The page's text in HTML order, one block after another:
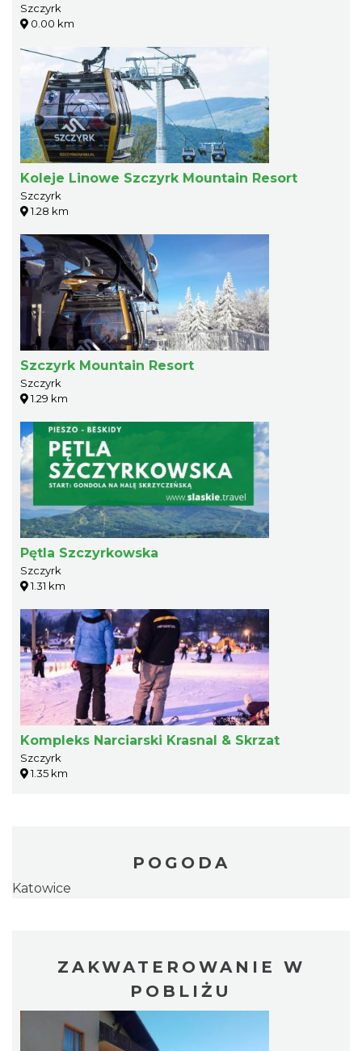
Szczyrk
0.00 km
Koleje Linowe Szczyrk Mountain Resort
Szczyrk
1.28 km
Szczyrk Mountain Resort
Szczyrk
1.29 km
Pętla Szczyrkowska
Szczyrk
1.31 km
Kompleks Narciarski Krasnal & Skrzat
Szczyrk
1.35 km
POGODA
Katowice
ZAKWATEROWANIE W
POBLIŻU